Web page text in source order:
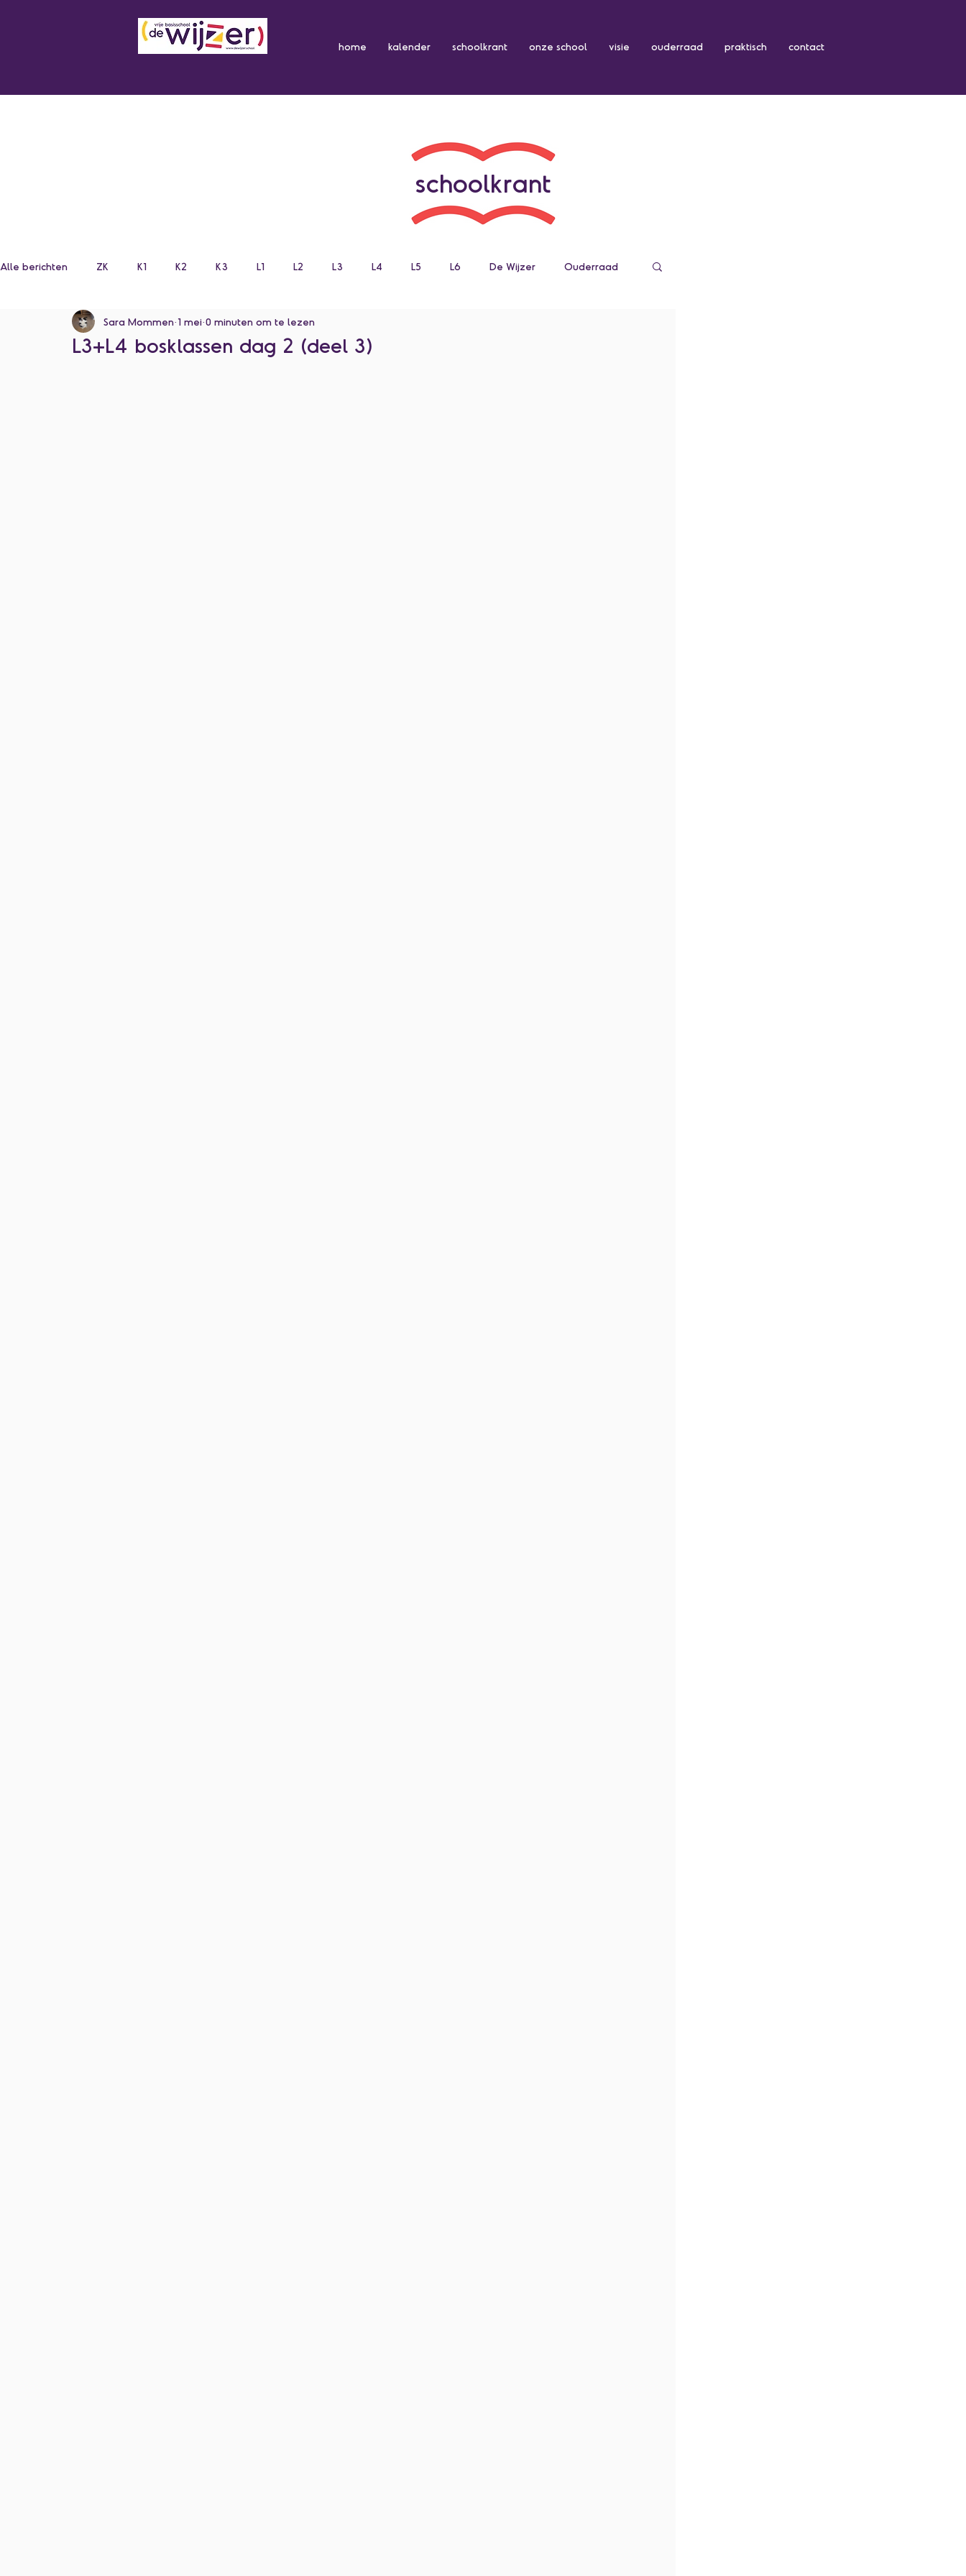
schoolkrant
Alle berichten ZK K1 K2 K3 L1 L2 L3 L4 L5 L6 De Wijzer Ouderraad
Categorie zonder titel
L3+L4 bosklassen dag 2 (deel 3)
Sara Mommen 1 mei 0 minuten om te lezen
home kalender schoolkrant onze school visie ouderraad praktisch contact